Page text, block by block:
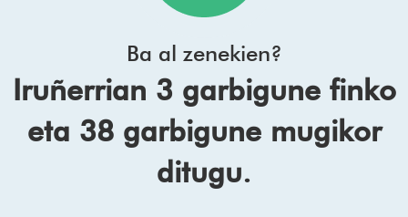
Ba al zenekien?
Iruñerrian 3 garbigune finko
eta 38 garbigune mugikor
ditugu.